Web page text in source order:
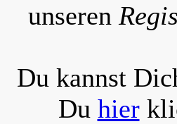
unseren
Du kannst
Du hier